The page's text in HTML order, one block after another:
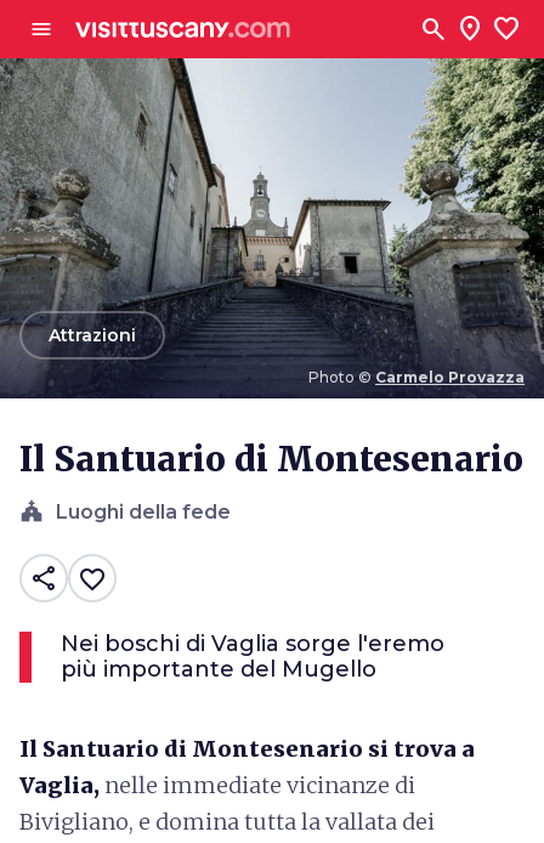
menu search location_on favorite
Photo © Carmelo Provazza
arrow_backAttrazioni
Il Santuario di Montesenario
church Luoghi della fede
share favorite_border
Nei boschi di Vaglia sorge l'eremo
più importante del Mugello
Il Santuario di Montesenario si trova a
Vaglia, nelle immediate vicinanze di
Bivigliano, e domina tutta la vallata dei